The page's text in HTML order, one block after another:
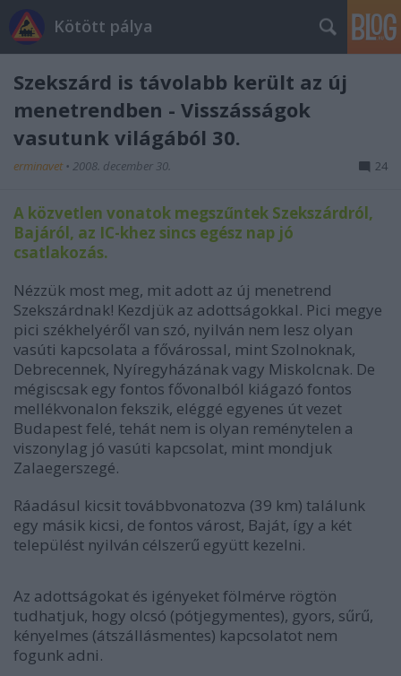
Kötött pálya
Szekszárd is távolabb került az új
menetrendben - Visszásságok
vasutunk világából 30.
erminavet • 2008. december 30. 24
A közvetlen vonatok megszűntek Szekszárdról,
Bajáról, az IC-khez sincs egész nap jó
csatlakozás.
Nézzük most meg, mit adott az új menetrend
Szekszárdnak! Kezdjük az adottságokkal. Pici megye
pici székhelyéről van szó, nyilván nem lesz olyan
vasúti kapcsolata a fővárossal, mint Szolnoknak,
Debrecennek, Nyíregyházának vagy Miskolcnak. De
mégiscsak egy fontos fővonalból kiágazó fontos
mellékvonalon fekszik, eléggé egyenes út vezet
Budapest felé, tehát nem is olyan reménytelen a
viszonylag jó vasúti kapcsolat, mint mondjuk
Zalaegerszegé.
Ráadásul kicsit továbbvonatozva (39 km) találunk
egy másik kicsi, de fontos várost, Baját, így a két
települést nyilván célszerű együtt kezelni.
Az adottságokat és igényeket fölmérve rögtön
tudhatjuk, hogy olcsó (pótjegymentes), gyors, sűrű,
kényelmes (átszállásmentes) kapcsolatot nem
fogunk adni.